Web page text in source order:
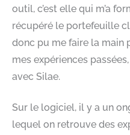
outil, c’est elle qui m’a
récupéré le portefeuille
donc pu me faire la main
mes expériences
avec Silae.
Sur le logiciel, il y a un
lequel on retrouve des